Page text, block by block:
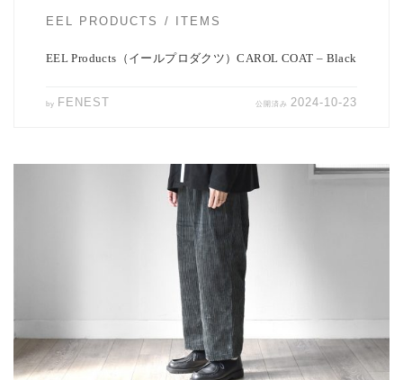
EEL PRODUCTS ITEMS
EEL Products（イールプロダクツ）CAROL COAT – Black
by FENEST 公開済み 2024-10-23
秋冬の気配を感じると、ふと着たくなってくるコーデュロイ素材。